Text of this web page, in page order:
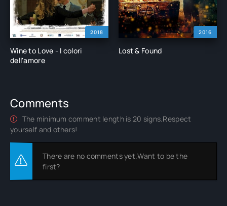
2018
Wine to Love - I colori
dell'amore
2016
Lost & Found
Comments
The minimum comment length is 20 signs.Respect
yourself and others!
There are no comments yet.Want to be the
first?